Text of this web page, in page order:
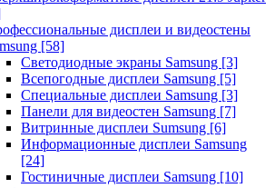
дисплеи и видеостены
[58]
Светодиодные экраны Samsung [3]
Всепогодные дисплеи Samsung [5]
Специальные дисплеи Samsung [3]
Панели для видеостен Samsung [7]
Витринные дисплеи Sumsung [6]
Информационные дисплеи Samsung
[24]
Гостиничные дисплеи Samsung [10]